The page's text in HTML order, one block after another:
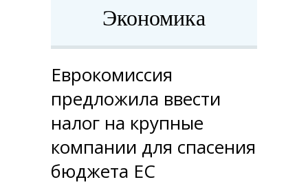
Экономика
Еврокомиссия
предложила ввести
налог на крупные
компании для спасения
бюджета ЕС